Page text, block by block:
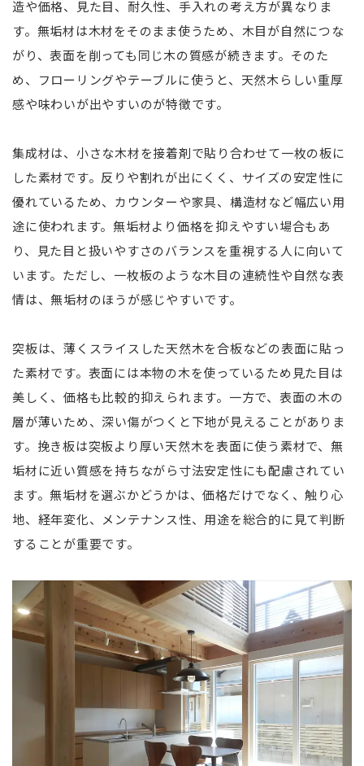
造や価格、見た目、耐久性、手入れの考え方が異なりま
す。無垢材は木材をそのまま使うため、木目が自然につな
がり、表面を削っても同じ木の質感が続きます。そのた
め、フローリングやテーブルに使うと、天然木らしい重厚
感や味わいが出やすいのが特徴です。
集成材は、小さな木材を接着剤で貼り合わせて一枚の板に
した素材です。反りや割れが出にくく、サイズの安定性に
優れているため、カウンターや家具、構造材など幅広い用
途に使われます。無垢材より価格を抑えやすい場合もあ
り、見た目と扱いやすさのバランスを重視する人に向いて
います。ただし、一枚板のような木目の連続性や自然な表
情は、無垢材のほうが感じやすいです。
突板は、薄くスライスした天然木を合板などの表面に貼っ
た素材です。表面には本物の木を使っているため見た目は
美しく、価格も比較的抑えられます。一方で、表面の木の
層が薄いため、深い傷がつくと下地が見えることがありま
す。挽き板は突板より厚い天然木を表面に使う素材で、無
垢材に近い質感を持ちながら寸法安定性にも配慮されてい
ます。無垢材を選ぶかどうかは、価格だけでなく、触り心
地、経年変化、メンテナンス性、用途を総合的に見て判断
することが重要です。